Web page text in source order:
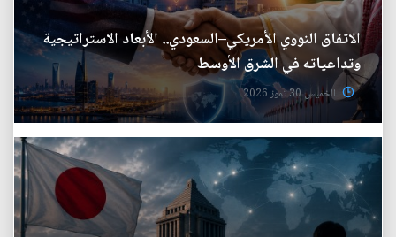
الاتفاق النووي الأمريكي–السعودي.. الأبعاد الاستراتيجية
وتداعياته في الشرق الأوسط
الخميس 30 تموز 2026